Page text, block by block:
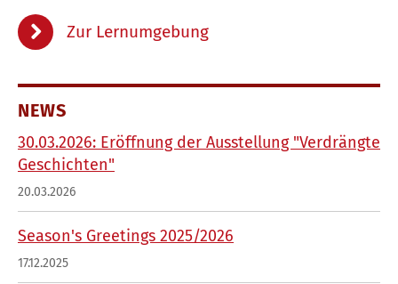
Zur Lernumgebung
NEWS
30.03.2026: Eröffnung der Ausstellung "Verdrängte
Geschichten"
20.03.2026
Season's Greetings 2025/2026
17.12.2025